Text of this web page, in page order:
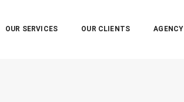
OUR SERVICES OUR CLIENTS AGENCY